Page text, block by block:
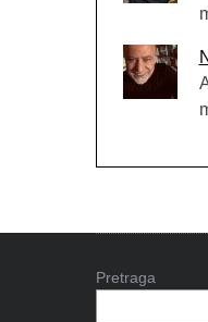
Pretraga